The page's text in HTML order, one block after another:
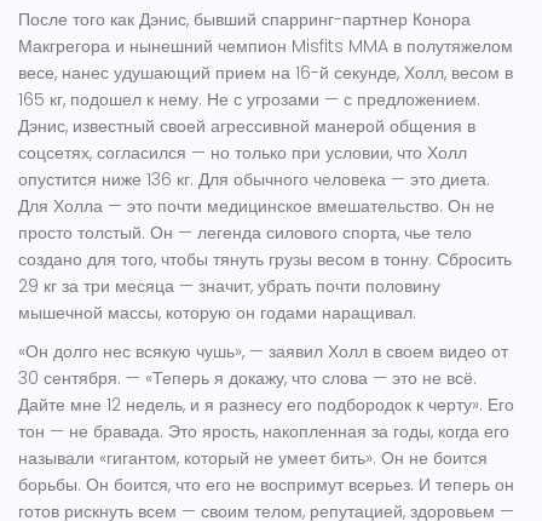
После того как Дэнис, бывший спарринг-партнер Конора
Макгрегора и нынешний чемпион Misfits MMA в полутяжелом
весе, нанес удушающий прием на 16-й секунде, Холл, весом в
165 кг, подошел к нему. Не с угрозами — с предложением.
Дэнис, известный своей агрессивной манерой общения в
соцсетях, согласился — но только при условии, что Холл
опустится ниже 136 кг. Для обычного человека — это диета.
Для Холла — это почти медицинское вмешательство. Он не
просто толстый. Он — легенда силового спорта, чье тело
создано для того, чтобы тянуть грузы весом в тонну. Сбросить
29 кг за три месяца — значит, убрать почти половину
мышечной массы, которую он годами наращивал.
«Он долго нес всякую чушь», — заявил Холл в своем видео от
30 сентября. — «Теперь я докажу, что слова — это не всё.
Дайте мне 12 недель, и я разнесу его подбородок к черту». Его
тон — не бравада. Это ярость, накопленная за годы, когда его
называли «гигантом, который не умеет бить». Он не боится
борьбы. Он боится, что его не воспримут всерьез. И теперь он
готов рискнуть всем — своим телом, репутацией, здоровьем —